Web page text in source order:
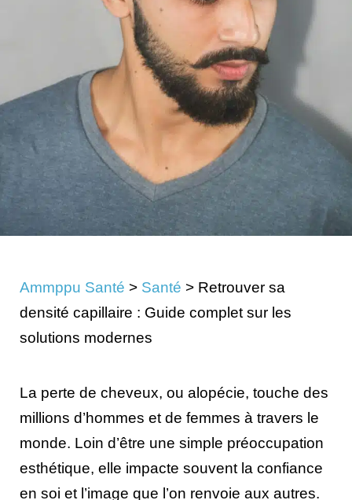
Ammppu Santé > Santé > Retrouver sa
densité capillaire : Guide complet sur les
solutions modernes
La perte de cheveux, ou alopécie, touche des
millions d’hommes et de femmes à travers le
monde. Loin d’être une simple préoccupation
esthétique, elle impacte souvent la confiance
en soi et l’image que l’on renvoie aux autres.